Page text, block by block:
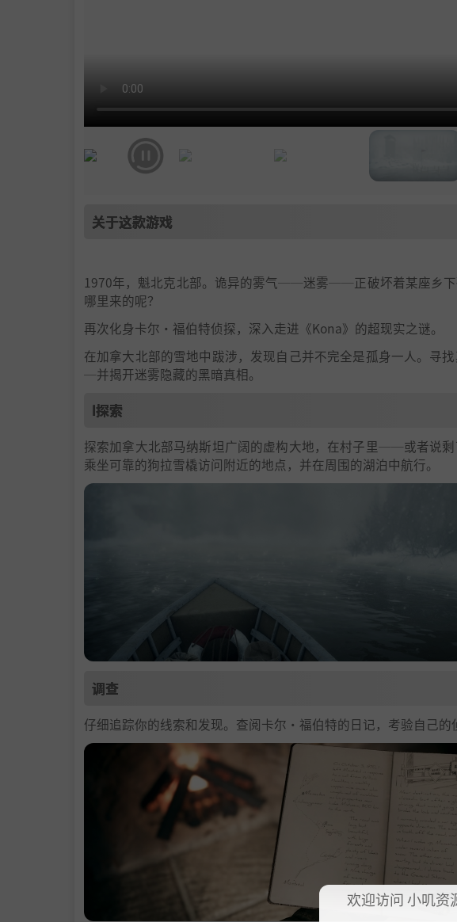
关于这款游戏
1970年，魁北克北部。诡异的雾气──迷雾──正破坏着某座乡下
哪里来的呢？
再次化身卡尔·福伯特侦探，深入走进《Kona》的超现实之谜。
在加拿大北部的雪地中跋涉，发现自己并不完全是孤身一人。
─并揭开迷雾隐藏的黑暗真相。
ا探索
探索加拿大北部马纳斯坦广阔的虚构大地，在村子里──或者说
乘坐可靠的狗拉雪橇访问附近的地点，并在周围的湖泊中航行。
调查
仔细追踪你的线索和发现。查阅卡尔·福伯特的日记，考验自己的
欢迎访问 小叽资